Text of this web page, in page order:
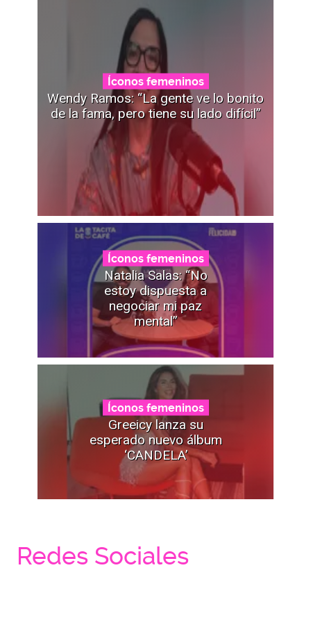
Íconos femeninos
Wendy Ramos: “La gente ve lo bonito
de la fama, pero tiene su lado difícil”
Íconos femeninos
Natalia Salas: “No
estoy dispuesta a
negociar mi paz
mental”
Íconos femeninos
Greeicy lanza su
esperado nuevo álbum
‘CANDELA’
Redes Sociales